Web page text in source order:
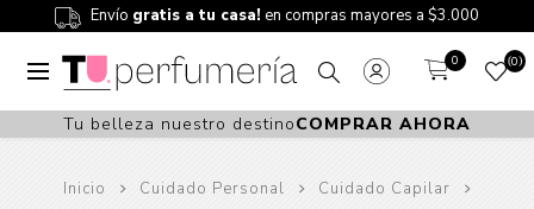
Envío gratis a tu casa! en compras mayores a $3.000
0 0
Tu belleza nuestro destinoCOMPRAR AHORA
Inicio Cuidado Personal
Cuidado Capilar